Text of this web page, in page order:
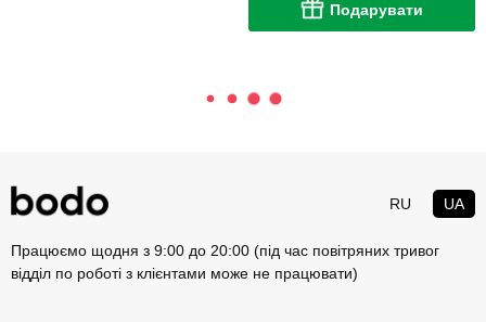
Подарувати
RU UA
Працюємо щодня з 9:00 до 20:00 (під час повітряних тривог
відділ по роботі з клієнтами може не працювати)